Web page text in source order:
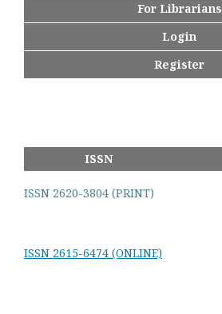
For Librarians
Login
Register
ISSN
ISSN 2620-3804 (PRINT)
ISSN 2615-6474 (ONLINE)